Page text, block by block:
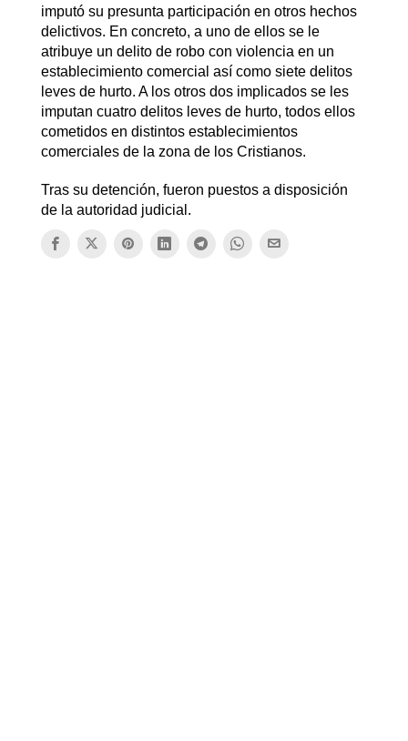
imputó su presunta participación en otros hechos
delictivos. En concreto, a uno de ellos se le
atribuye un delito de robo con violencia en un
establecimiento comercial así como siete delitos
leves de hurto. A los otros dos implicados se les
imputan cuatro delitos leves de hurto, todos ellos
cometidos en distintos establecimientos
comerciales de la zona de los Cristianos.
Tras su detención, fueron puestos a disposición
de la autoridad judicial.